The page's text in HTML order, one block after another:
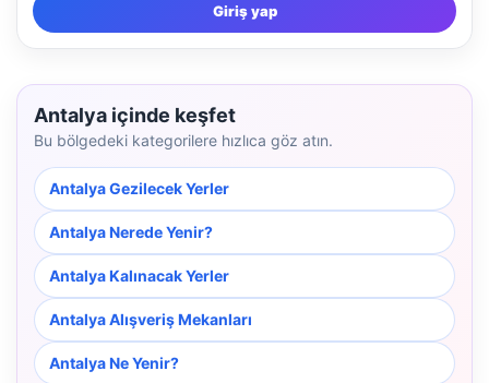
Giriş yap
Antalya içinde keşfet
Bu bölgedeki kategorilere hızlıca göz atın.
Antalya Gezilecek Yerler
Antalya Nerede Yenir?
Antalya Kalınacak Yerler
Antalya Alışveriş Mekanları
Antalya Ne Yenir?